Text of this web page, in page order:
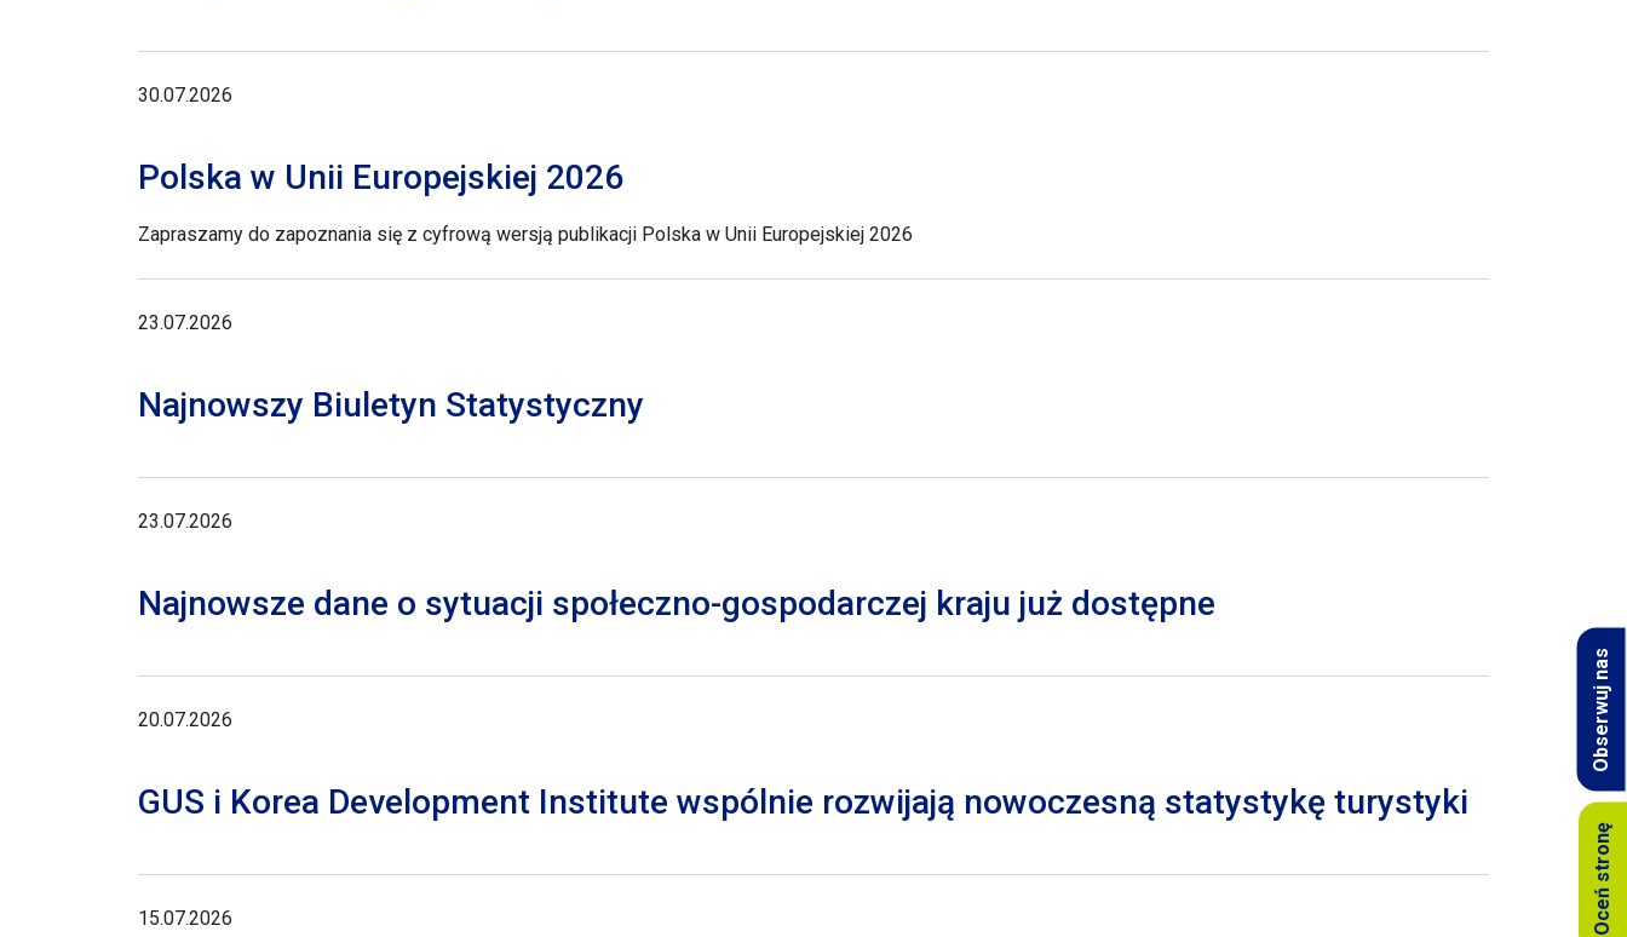
Oceń stronę
Obserwuj nas
30.07.2026
Polska w Unii Europejskiej 2026
Zapraszamy do zapoznania się z cyfrową wersją publikacji Polska w Unii Europejskiej 2026
23.07.2026
Najnowszy Biuletyn Statystyczny
23.07.2026
Najnowsze dane o sytuacji społeczno-gospodarczej kraju już dostępne
20.07.2026
GUS i Korea Development Institute wspólnie rozwijają nowoczesną statystykę turystyki
15.07.2026